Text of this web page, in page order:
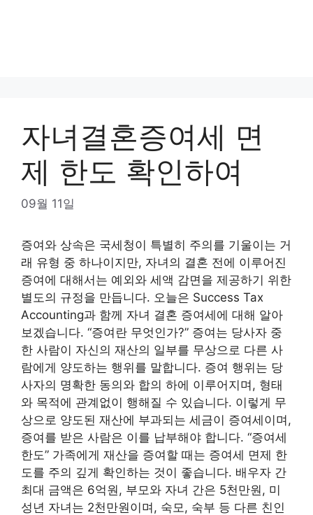
자녀결혼증여세 면
제 한도 확인하여
09월 11일
증여와 상속은 국세청이 특별히 주의를 기울이는 거
래 유형 중 하나이지만, 자녀의 결혼 전에 이루어진
증여에 대해서는 예외와 세액 감면을 제공하기 위한
별도의 규정을 만듭니다. 오늘은 Success Tax
Accounting과 함께 자녀 결혼 증여세에 대해 알아
보겠습니다. “증여란 무엇인가?” 증여는 당사자 중
한 사람이 자신의 재산의 일부를 무상으로 다른 사
람에게 양도하는 행위를 말합니다. 증여 행위는 당
사자의 명확한 동의와 합의 하에 이루어지며, 형태
와 목적에 관계없이 행해질 수 있습니다. 이렇게 무
상으로 양도된 재산에 부과되는 세금이 증여세이며,
증여를 받은 사람은 이를 납부해야 합니다. “증여세
한도” 가족에게 재산을 증여할 때는 증여세 면제 한
도를 주의 깊게 확인하는 것이 좋습니다. 배우자 간
최대 금액은 6억원, 부모와 자녀 간은 5천만원, 미
성년 자녀는 2천만원이며, 숙모, 숙부 등 다른 친인